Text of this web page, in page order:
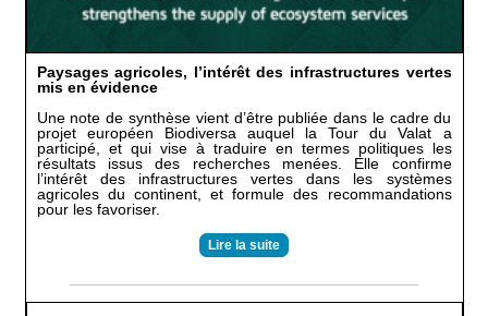
Paysages agricoles, l’intérêt des infrastructures vertes
mis en évidence
Une note de synthèse vient d’être publiée dans le cadre du
projet européen Biodiversa auquel la Tour du Valat a
participé, et qui vise à traduire en termes politiques les
résultats issus des recherches menées. Elle confirme
l’intérêt des infrastructures vertes dans les systèmes
agricoles du continent, et formule des recommandations
pour les favoriser.
Lire la suite